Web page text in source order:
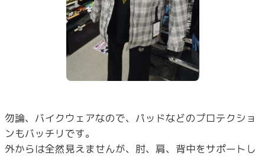
勿論、バイクウェアなので、パッドなどのプロテクショ
ンもバッチリです。
外からは全然見えませんが、肘、肩、背中をサポートし